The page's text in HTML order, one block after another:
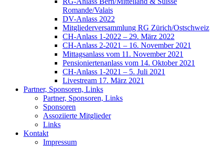
Romande/Valais
DV-Anlass 2022
Mitgliederversammlung RG Zürich/Ostschweiz
CH-Anlass 1-2022 – 29. März 2022
CH-Anlass 2-2021 – 16. November 2021
Mittagsanlass vom 11. November 2021
Pensioniertenanlass vom 14. Oktober 2021
CH-Anlass 1-2021 – 5. Juli 2021
Livestream 17. März 2021
Partner, Sponsoren, Links
Partner, Sponsoren, Links
Sponsoren
Assoziierte Mitglieder
Links
Kontakt
Impressum